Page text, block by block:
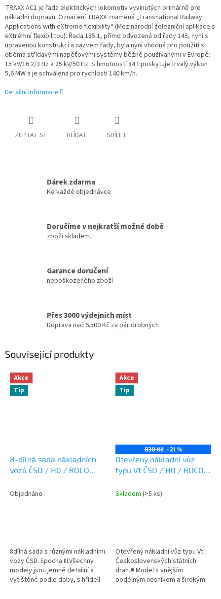
TRAXX AC1 je řada elektrických lokomotiv vyvinutých primárně pro
nákladní dopravu. Označení TRAXX znamená „Transnational Railway
Applications with eXtreme flexibility“ (Mezinárodní železniční aplikace s
eXtrémní flexibilitou). Řada 185.1, přímo odvozená od řady 145, nyní s
upravenou konstrukcí a názvem řady, byla nyní vhodná pro použití s ​​
oběma střídavými napěťovými systémy běžně používanými v Evropě:
15 kV/16 2/3 Hz a 25 kV/50 Hz. S hmotností 84 t poskytuje trvalý výkon
5,6 MW a je schválena pro rychlosti 140 km/h.
Detailní informace
ZEPTAT SE HLÍDAT SDÍLET
Dárek zdarma
Ke každé objednávce
Doručíme v nejkratší možné době
zboží skladem.
Garance doručení
nepoškozeného zboží
Přes 3000 výdejních míst
Doprava nad 6.500 Kč za pár drobných
Související produkty
Akce
Tip
8-dílná sada nákladních
vozů ČSD / H0 / ROCO
Objednáno
8dílná sada s různými nákladními
vozy ČSD. Epocha III.Všechny
modely jsou jemně detailní a
vytištěné podle doby, s hřídelí
Akce
Tip
830 Kč –21 %
Otevřený nákladní vůz
typu Vt ČSD / H0 / ROCO
Skladem (>5 ks)
Otevřený nákladní vůz typu Vt
Československých státních
drah.■ Model s vnějším
podélným nosníkem a širokým